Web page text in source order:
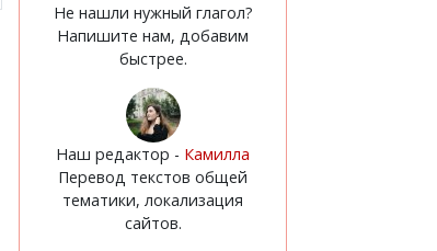
Не нашли нужный глагол?
Напишите нам, добавим
быстрее.
Наш редактор - Камилла
Перевод текстов общей
тематики, локализация
сайтов.